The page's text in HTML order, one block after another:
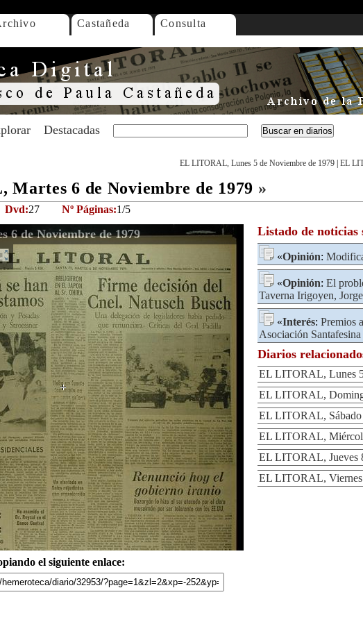
Castañeda Consulta
Destacadas
EL LITORAL, Lunes 5 de Noviembre de 1979 EL
6 de Noviembre de 1979 »
Dvd:27 Nº Páginas:1/5
de Noviembre de 1979
el siguiente enlace:
Listado de noticias
«Opinión:
«Opinión: El
Taverna Irigoyen, Jorge
«Interés: Premios
Asociación
Diarios
EL LITORAL, Lunes
EL LITORAL,
EL LITORAL, Sábado
EL LITORAL,
EL LITORAL, Jueves
EL LITORAL, Viernes